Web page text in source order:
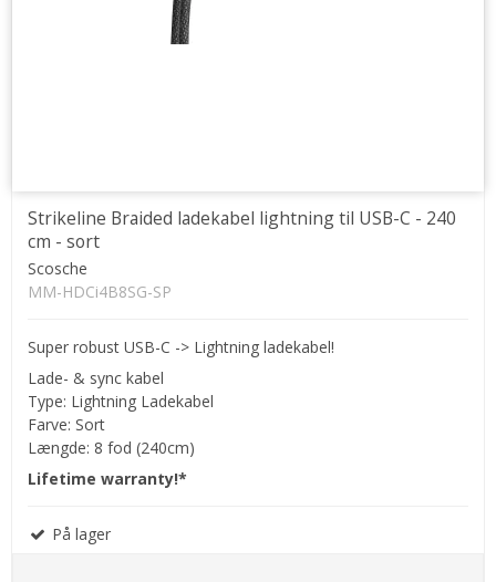
Strikeline Braided ladekabel lightning til USB-C - 240
cm - sort
Scosche
MM-HDCi4B8SG-SP
Super robust USB-C -> Lightning ladekabel!
Lade- & sync kabel
Type: Lightning Ladekabel
Farve: Sort
Længde: 8 fod (240cm)
Lifetime warranty!*
På lager